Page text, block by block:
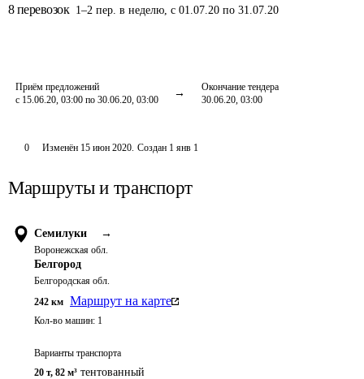
8 перевозок 1–2 пер. в неделю,с 01.07.20 по 31.07.20
Приём предложений
с 15.06.20, 03:00 по 30.06.20, 03:00
Окончание тендера
30.06.20, 03:00
0 Изменён 15 июн 2020. Создан 1 янв 1
Маршруты и транспорт
Семилуки →
Воронежская обл.
Белгород
Белгородская обл.
242 км Маршрут на карте
Кол-во машин: 1
Варианты транспорта
20 т, 82 м³ тентованный